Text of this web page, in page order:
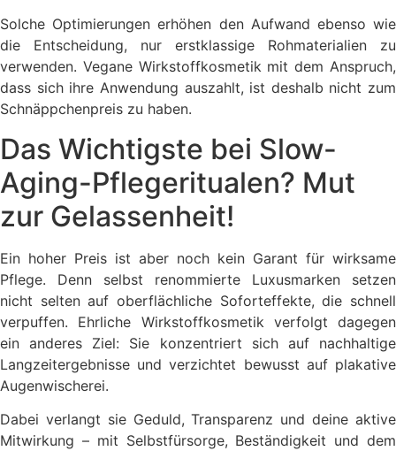
Solche Optimierungen erhöhen den Aufwand ebenso wie
die Entscheidung, nur erstklassige Rohmaterialien zu
verwenden. Vegane Wirkstoffkosmetik mit dem Anspruch,
dass sich ihre Anwendung auszahlt, ist deshalb nicht zum
Schnäppchenpreis zu haben.
Das Wichtigste bei Slow-
Aging-Pflegeritualen? Mut
zur Gelassenheit!
Ein hoher Preis ist aber noch kein Garant für wirksame
Pflege. Denn selbst renommierte Luxusmarken setzen
nicht selten auf oberflächliche Soforteffekte, die schnell
verpuffen. Ehrliche Wirkstoffkosmetik verfolgt dagegen
ein anderes Ziel: Sie konzentriert sich auf nachhaltige
Langzeitergebnisse und verzichtet bewusst auf plakative
Augenwischerei.
Dabei verlangt sie Geduld, Transparenz und deine aktive
Mitwirkung – mit Selbstfürsorge, Beständigkeit und dem